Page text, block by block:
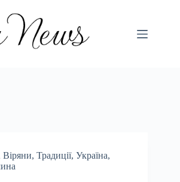
Віряни, Традиції, Україна,